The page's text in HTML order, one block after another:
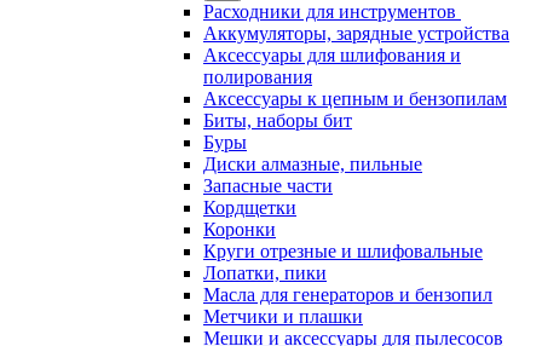
Расходники для инструментов
Аккумуляторы, зарядные устройства
Аксессуары для шлифования и
полирования
Аксессуары к цепным и бензопилам
Биты, наборы бит
Буры
Диски алмазные, пильные
Запасные части
Кордщетки
Коронки
Круги отрезные и шлифовальные
Лопатки, пики
Масла для генераторов и бензопил
Метчики и плашки
Мешки и аксессуары для пылесосов